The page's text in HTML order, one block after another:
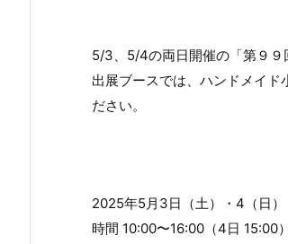
5/3、5/4の両日開催の「第９９
出展ブースでは、ハンドメイド
ださい。
2025年5月3日（土）・4（日）
時間 10:00〜16:00（4日 15:00）